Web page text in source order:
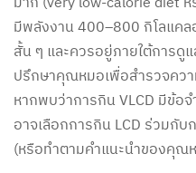
มีพลังงาน 400–800 กิโลแคล
สั้น ๆ และควรอยู่ภายใต้การ
ปรึกษาคุณหมอเพื่อสำรวจคว
หากพบว่าการกิน VLCD มีข้อ
อาจเลือกการกิน LCD ร่วมกั
(หรือทำตามคำแนะนำของคุณ